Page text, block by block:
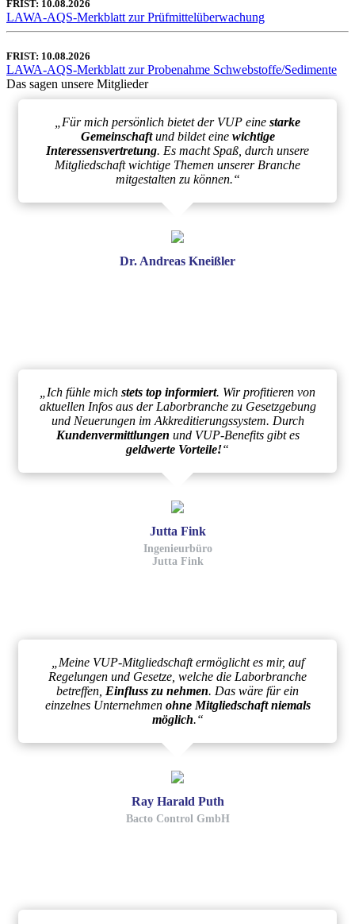
FRIST: 10.08.2026
LAWA-AQS-Merkblatt zur Prüfmittelüberwachung
FRIST: 10.08.2026
LAWA-AQS-Merkblatt zur Probenahme Schwebstoffe/Sedimente
Das sagen unsere Mitglieder
„Für mich persönlich bietet der VUP eine starke
Gemeinschaftund bildet eine wichtige
Interessensvertretung. Es macht Spaß, durch unsere
Mitgliedschaft wichtige Themen unserer Branche
mitgestalten zu können.“
Dr. Andreas Kneißler
„Ich fühle mich stets top informiert. Wir profitieren von
aktuellen Infos aus der Laborbranche zu Gesetzgebung
und Neuerungen im Akkreditierungssystem. Durch
Kundenvermittlungen und VUP-Benefits gibt es
geldwerte Vorteile!“
Jutta Fink
Ingenieurbüro
Jutta Fink
„Meine VUP-Mitgliedschaft ermöglicht es mir, auf
Regelungen und Gesetze, welche die Laborbranche
betreffen, Einfluss zu nehmen. Das wäre für ein
einzelnes Unternehmen ohne Mitgliedschaft niemals
möglich.“
Ray Harald Puth
Bacto Control GmbH